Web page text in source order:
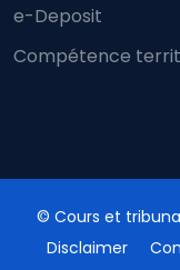
e-Deposit
Compétence
© Cours et
Disclaimer